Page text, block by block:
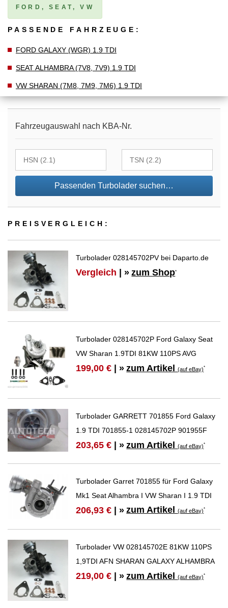
FORD, SEAT, VW
PASSENDE FAHRZEUGE:
FORD GALAXY (WGR) 1.9 TDI
SEAT ALHAMBRA (7V8, 7V9) 1.9 TDI
VW SHARAN (7M8, 7M9, 7M6) 1.9 TDI
Fahrzeugauswahl nach KBA-Nr.
Passenden Turbolader suchen…
PREIS­VER­GLEICH:
Turbolader 028145702PV bei Daparto.de
Vergleich | » zum Shop*
Turbolader 028145702P Ford Galaxy Seat
VW Sharan 1.9TDI 81KW 110PS AVG
199,00 € | » zum Artikel(auf eBay)*
Turbolader GARRETT 701855 Ford Galaxy
1.9 TDI 701855-1 028145702P 901955F
203,65 € | » zum Artikel(auf eBay)*
Turbolader Garret 701855 für Ford Galaxy
Mk1 Seat Alhambra I VW Sharan I 1.9 TDI
206,93 € | » zum Artikel(auf eBay)*
Turbolader VW 028145702E 81KW 110PS
1,9TDI AFN SHARAN GALAXY ALHAMBRA
219,00 € | » zum Artikel(auf eBay)*